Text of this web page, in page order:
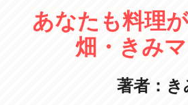
あなたも料理
畑・きみ
著者：き